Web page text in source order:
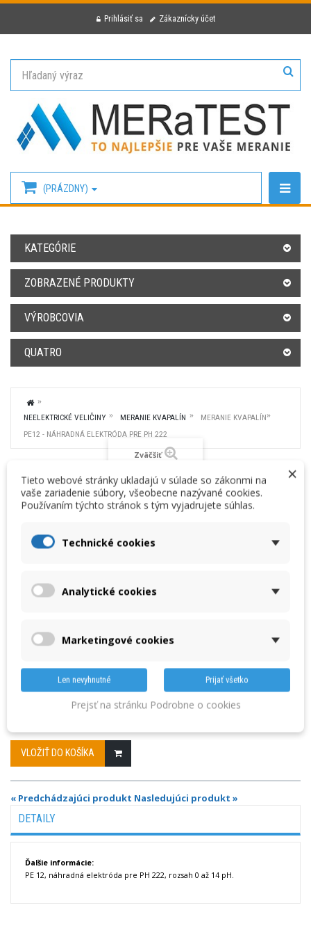
Prihlásiť sa Zákaznícky účet
(PRÁZDNY)
KATEGÓRIE
ZOBRAZENÉ PRODUKTY
VÝROBCOVIA
QUATRO
NEELEKTRICKÉ VELIČINY MERANIE KVAPALÍN
MERANIE KVAPALÍN
PE12 - NÁHRADNÁ ELEKTRÓDA PRE PH 222
Zväčšiť
PE12 - NÁHRADNÁ ELEKTRÓDA PRE PH 222
Cenníková cena:
33,00 € bez DPH
32,00 € bez DPH
Výrobca: Lutron
VLOŽIŤ DO KOŠÍKA
« Predchádzajúci produkt Nasledujúci produkt »
DETAILY
Ďalšie informácie:
PE 12, náhradná elektróda pre PH 222, rozsah 0 až 14 pH.
×
Tieto webové stránky ukladajú v súlade so zákonmi na
vaše zariadenie súbory, všeobecne nazývané cookies.
Používaním týchto stránok s tým vyjadrujete súhlas.
Technické cookies
Analytické cookies
Marketingové cookies
Len nevyhnutné Prijať všetko
Prejsť na stránku Podrobne o cookies